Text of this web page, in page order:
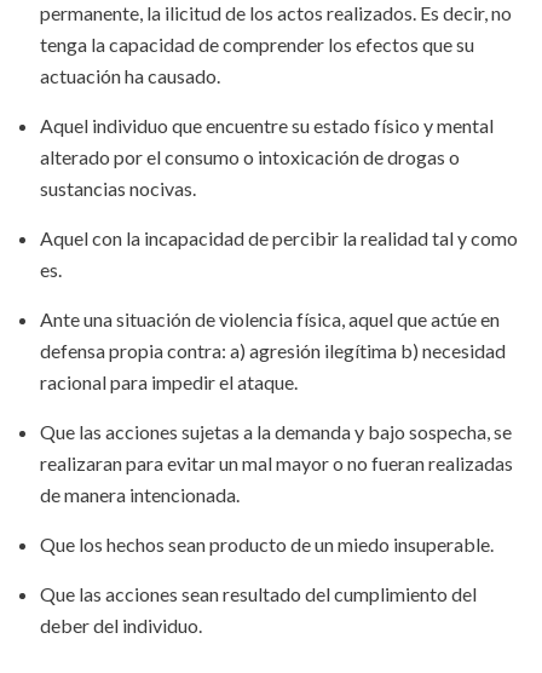
permanente, la ilicitud de los actos realizados. Es decir, no
tenga la capacidad de comprender los efectos que su
actuación ha causado.
Aquel individuo que encuentre su estado físico y mental
alterado por el consumo o intoxicación de drogas o
sustancias nocivas.
Aquel con la incapacidad de percibir la realidad tal y como
es.
Ante una situación de violencia física, aquel que actúe en
defensa propia contra: a) agresión ilegítima b) necesidad
racional para impedir el ataque.
Que las acciones sujetas a la demanda y bajo sospecha, se
realizaran para evitar un mal mayor o no fueran realizadas
de manera intencionada.
Que los hechos sean producto de un miedo insuperable.
Que las acciones sean resultado del cumplimiento del
deber del individuo.